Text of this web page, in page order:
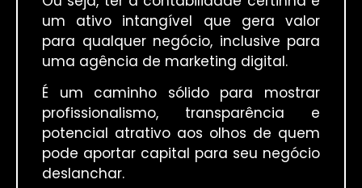
um ativo intangível que gera valor
para qualquer negócio, inclusive para
uma agência de marketing digital.
É um caminho sólido para mostrar
profissionalismo, transparência e
potencial atrativo aos olhos de quem
pode aportar capital para seu negócio
deslanchar.